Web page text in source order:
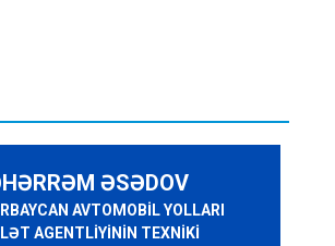
ƏSƏDOV
AVTOMOBİL YOLLARI
AGENTLİYİNİN TEXNİKİ